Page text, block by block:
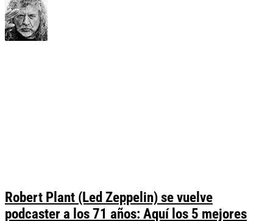
Robert Plant (Led Zeppelin) se vuelve
podcaster a los 71 años: Aquí los 5 mejores